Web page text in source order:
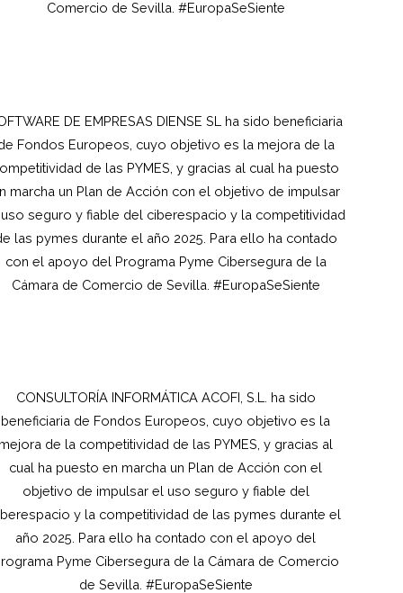
Comercio de Sevilla. #EuropaSeSiente
DE EMPRESAS DIENSE SL ha sido beneficiaria
Fondos Europeos, cuyo objetivo es la mejora de la
de las PYMES, y gracias al cual ha puesto
marcha un Plan de Acción con el objetivo de impulsar
seguro y fiable del ciberespacio y la competitividad
las pymes durante el año 2025. Para ello ha contado
con el apoyo del Programa Pyme Cibersegura de la
Cámara de Comercio de Sevilla. #EuropaSeSiente
CONSULTORÍA INFORMÁTICA ACOFI, S.L. ha sido
beneficiaria de Fondos Europeos, cuyo objetivo es la
de la competitividad de las PYMES, y gracias al
cual ha puesto en marcha un Plan de Acción con el
objetivo de impulsar el uso seguro y fiable del
y la competitividad de las pymes durante el
año 2025. Para ello ha contado con el apoyo del
Pyme Cibersegura de la Cámara de Comercio
de Sevilla. #EuropaSeSiente